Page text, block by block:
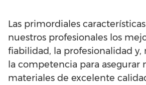
Las primordiales
nuestros profesionales los
fiabilidad, la profesionalidad y,
la competencia para asegurar
materiales de excelente